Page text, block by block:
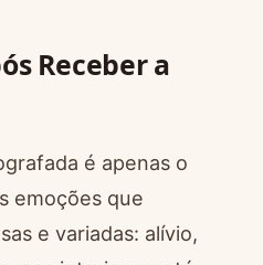
Receber a
é apenas o
emoções que
e variadas: alívio,